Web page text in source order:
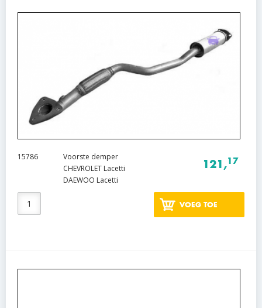
15786
Voorste demper
CHEVROLET Lacetti
DAEWOO Lacetti
121,17
VOEG TOE